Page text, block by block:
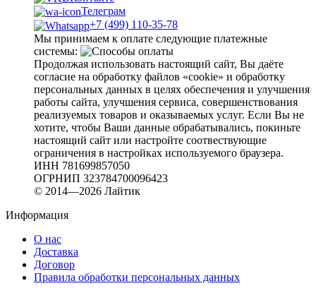
Телеграм
+7 (499) 110-35-78
Мы принимаем к оплате следующие платежные
системы:
Продолжая использовать настоящий сайт, Вы даёте
согласие на обработку файлов «cookie» и обработку
персональных данных в целях обеспечения и улучшения
работы сайта, улучшения сервиса, совершенствования
реализуемых товаров и оказываемых услуг. Если Вы не
хотите, чтобы Ваши данные обрабатывались, покиньте
настоящий сайт или настройте соотвествующие
ограничения в настройках используемого браузера.
ИНН 781699857050
ОГРНИП 323784700096423
© 2014—2026 Лайтик
Информация
О нас
Доставка
Договор
Правила обработки персональных данных